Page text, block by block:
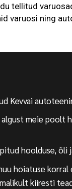
tellitud
varuosi ning
Kevvai
meie poolt
hoolduse, õli
hoiatuse korral
kiiresti